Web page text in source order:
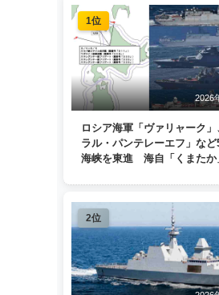
1位
2026
ロシア海軍「ヴァリャーク」
ラル・パンテレーエフ」な
海峡を東進 海自「くまたか
2位